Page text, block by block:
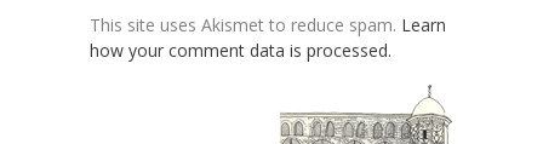
This site uses Akismet to reduce spam. Learn
how your comment data is processed.